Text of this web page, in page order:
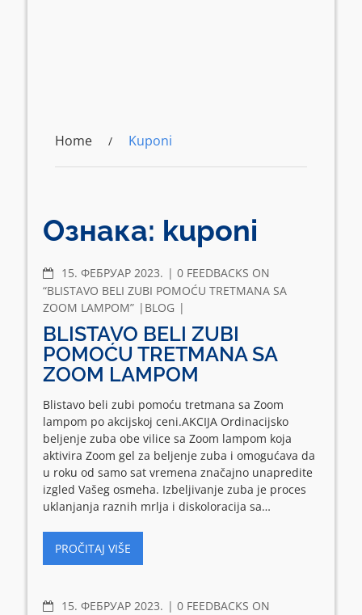
Home Kuponi
Ознака: kuponi
15. ФЕБРУАР 2023. COMMENTS
0 FEEDBACKS ON
“BLISTAVO BELI ZUBI POMOĆU TRETMANA SA
ZOOM LAMPOM”
BLOG
BLISTAVO BELI ZUBI
POMOĆU TRETMANA SA
ZOOM LAMPOM
Blistavo beli zubi pomoću tretmana sa Zoom
lampom po akcijskoj ceni.AKCIJA Ordinacijsko
beljenje zuba obe vilice sa Zoom lampom koja
aktivira Zoom gel za beljenje zuba i omogućava da
u roku od samo sat vremena značajno unapredite
izgled Vašeg osmeha. Izbeljivanje zuba je proces
uklanjanja raznih mrlja i diskoloracija sa…
PROČITAJ VIŠE
15. ФЕБРУАР 2023. COMMENTS
0 FEEDBACKS ON